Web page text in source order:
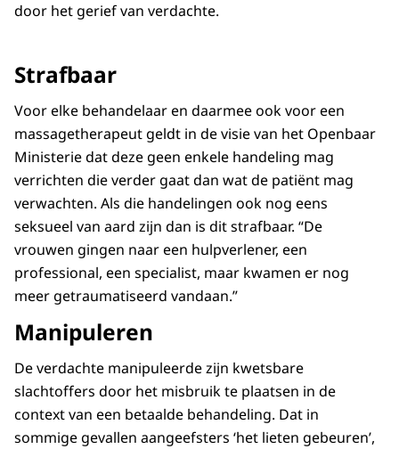
door het gerief van verdachte.
Strafbaar
Voor elke behandelaar en daarmee ook voor een
massagetherapeut geldt in de visie van het Openbaar
Ministerie dat deze geen enkele handeling mag
verrichten die verder gaat dan wat de patiënt mag
verwachten. Als die handelingen ook nog eens
seksueel van aard zijn dan is dit strafbaar. “De
vrouwen gingen naar een hulpverlener, een
professional, een specialist, maar kwamen er nog
meer getraumatiseerd vandaan.”
Manipuleren
De verdachte manipuleerde zijn kwetsbare
slachtoffers door het misbruik te plaatsen in de
context van een betaalde behandeling. Dat in
sommige gevallen aangeefsters ‘het lieten gebeuren’,